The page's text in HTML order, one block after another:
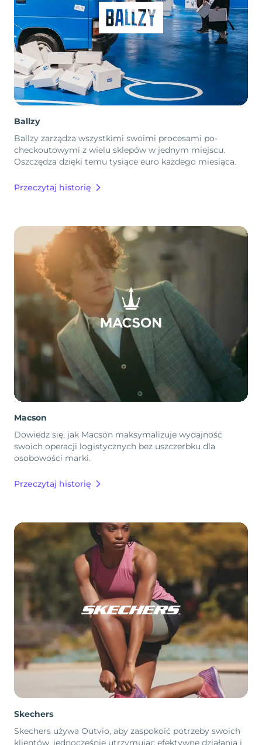
Ballzy
Ballzy zarządza wszystkimi swoimi procesami po-
checkoutowymi z wielu sklepów w jednym miejscu.
Oszczędza dzięki temu tysiące euro każdego miesiąca.
Przeczytaj historię
Macson
Dowiedz się, jak Macson maksymalizuje wydajność
swoich operacji logistycznych bez uszczerbku dla
osobowości marki.
Przeczytaj historię
Skechers
Skechers używa Outvio, aby zaspokoić potrzeby swoich
klientów, jednocześnie utrzymując efektywne działania i